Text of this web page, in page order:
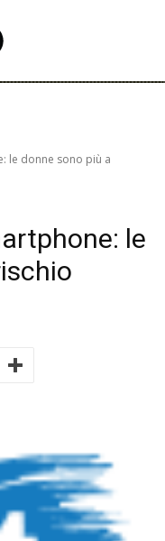
le donne sono più a
le